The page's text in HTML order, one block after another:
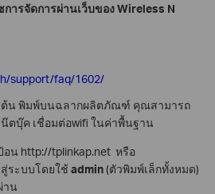
ารจัดการผ่านเว็บของWireless N
support/faq/1602/
ต้น พิมพ์บนฉลากผลิตภัณฑ์ คุณสามารถ
ตบุ๊ค เชื่อมต่อwifi ในค่าพื้นฐาน
อน http://tplinkap.net หรือ
ระบบโดยใช้ admin(ตัวพิมพ์เล็กทั้งหมด)
าน